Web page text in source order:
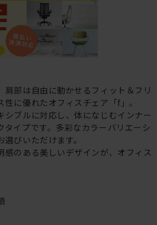
部は自由に動かせるフィット＆フリ
に優れたオフィスチェア「f」。
シブルに対応し、体になじむインナー
タイプです。多彩なカラーバリエーシ
びいただけます。
感のある美しいデザインが、オフィス